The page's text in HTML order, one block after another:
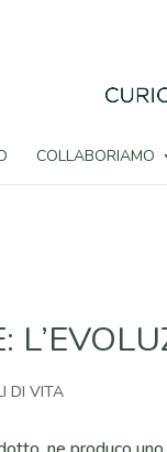
COLLABORIAMO
DI VITA